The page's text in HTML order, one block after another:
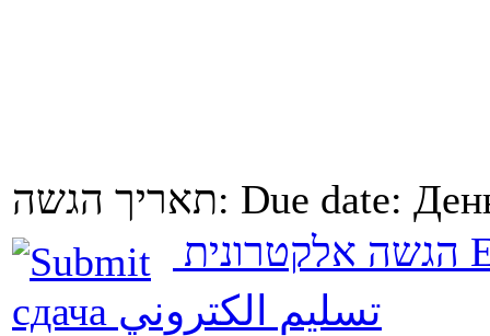
תאריך הגשה: Due date:
сдача تسليم الكتروني